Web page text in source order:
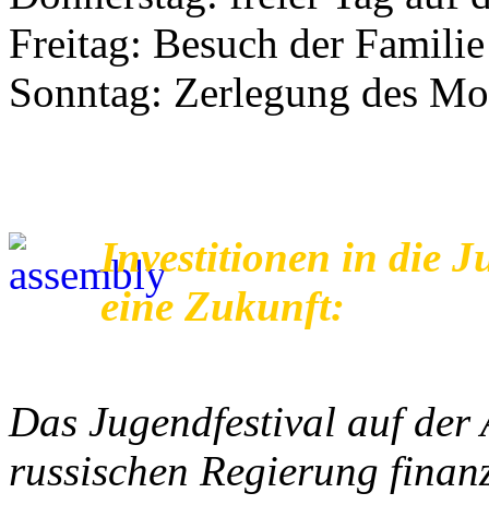
Freitag: Besuch der
Sonntag: Zerlegung des
Investitionen in die
eine Zukunft:
Das Jugendfestival auf
russischen Regierung